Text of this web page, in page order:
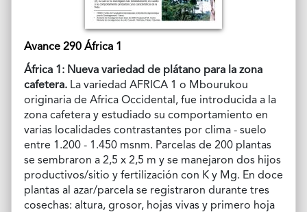
Avance 290 África 1
África 1: Nueva variedad de plátano para la zona
cafetera. La variedad AFRICA 1 o Mbourukou
originaria de Africa Occidental, fue introducida a la
zona cafetera y estudiado su comportamiento en
varias localidades contrastantes por clima - suelo
entre 1.200 - 1.450 msnm. Parcelas de 200 plantas
se sembraron a 2,5 x 2,5 m y se manejaron dos hijos
productivos/sitio y fertilización con K y Mg. En doce
plantas al azar/parcela se registraron durante tres
cosechas: altura, grosor, hojas vivas y primero hoja